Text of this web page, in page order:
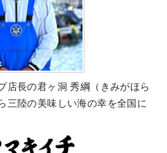
店長の君ヶ洞 秀綱（きみがほら
三陸の美味しい海の幸を全国に